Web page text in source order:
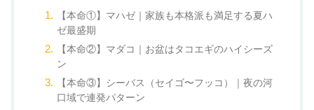
【本命①】マハゼ｜家族も本格派も満足する夏ハ
ゼ最盛期
【本命②】マダコ｜お盆はタコエギのハイシーズ
ン
【本命③】シーバス（セイゴ〜フッコ）｜夜の河
口域で連発パターン